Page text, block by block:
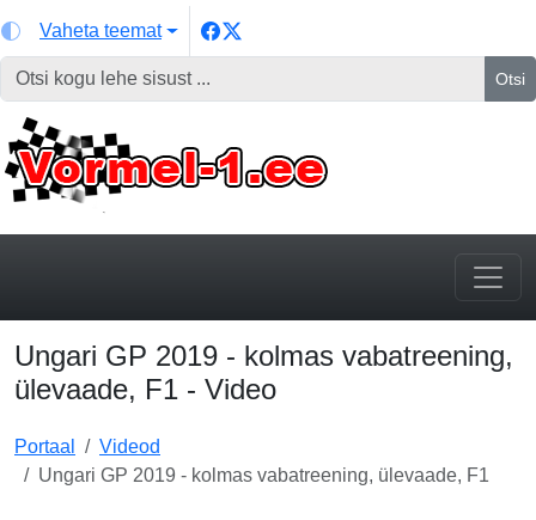
Vaheta teemat
Otsi
Ungari GP 2019 - kolmas vabatreening,
ülevaade, F1 - Video
Portaal
Videod
Ungari GP 2019 - kolmas vabatreening, ülevaade, F1